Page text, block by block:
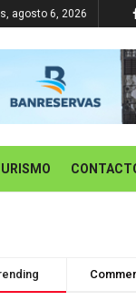
agosto 6, 2026